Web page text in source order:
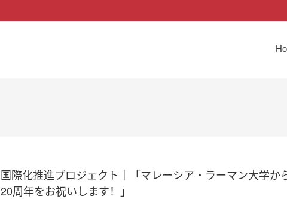
国際化推進プロジェクト｜「マレーシア・ラーマン大学か
20周年をお祝いします！」